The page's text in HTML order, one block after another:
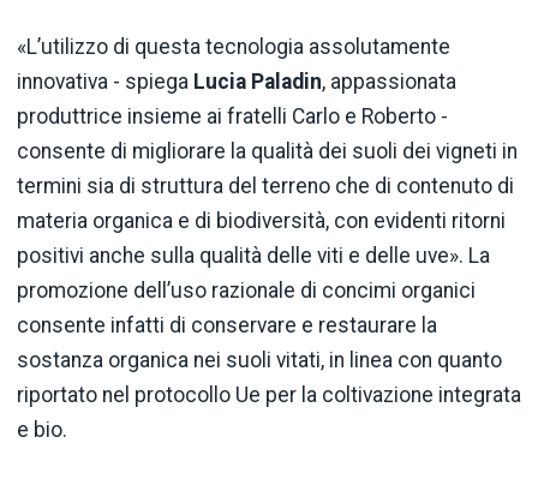
«L’utilizzo di questa tecnologia assolutamente
innovativa - spiega Lucia Paladin, appassionata
produttrice insieme ai fratelli Carlo e Roberto -
consente di migliorare la qualità dei suoli dei vigneti in
termini sia di struttura del terreno che di contenuto di
materia organica e di biodiversità, con evidenti ritorni
positivi anche sulla qualità delle viti e delle uve». La
promozione dell’uso razionale di concimi organici
consente infatti di conservare e restaurare la
sostanza organica nei suoli vitati, in linea con quanto
riportato nel protocollo Ue per la coltivazione integrata
e bio.